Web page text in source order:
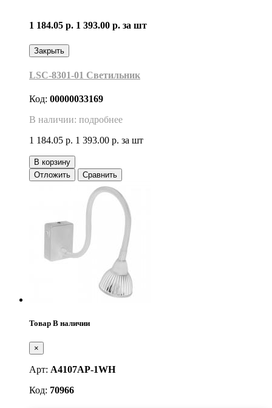
1 184.05 р. 1 393.00 р. за шт
Закрыть
LSC-8301-01 Светильник
Код: 00000033169
В наличии: подробнее
1 184.05 р. 1 393.00 р. за шт
В корзину
Отложить
Сравнить
Товар В наличии
×
Арт: A4107AP-1WH
Код: 70966